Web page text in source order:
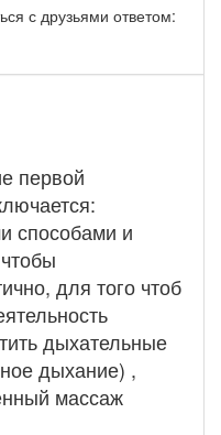
с друзьями ответом:
первой
способами и
для того чтоб
дыхательные
дыхание) ,
массаж